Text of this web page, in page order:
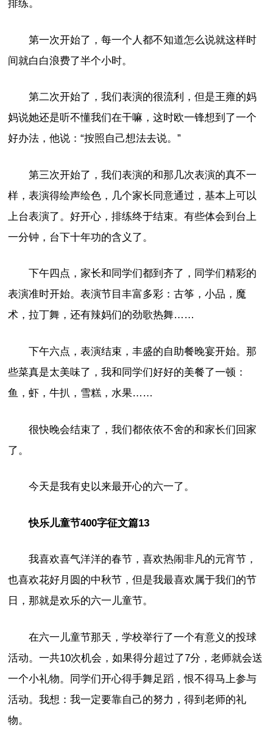
排练。
第一次开始了，每一个人都不知道怎么说就这样时
间就白白浪费了半个小时。
第二次开始了，我们表演的很流利，但是王雍的妈
妈说她还是听不懂我们在干嘛，这时欧一锋想到了一个
好办法，他说：“按照自己想法去说。”
第三次开始了，我们表演的和那几次表演的真不一
样，表演得绘声绘色，几个家长同意通过，基本上可以
上台表演了。好开心，排练终于结束。有些体会到台上
一分钟，台下十年功的含义了。
下午四点，家长和同学们都到齐了，同学们精彩的
表演准时开始。表演节目丰富多彩：古筝，小品，魔
术，拉丁舞，还有辣妈们的劲歌热舞……
下午六点，表演结束，丰盛的自助餐晚宴开始。那
些菜真是太美味了，我和同学们好好的美餐了一顿：
鱼，虾，牛扒，雪糕，水果……
很快晚会结束了，我们都依依不舍的和家长们回家
了。
今天是我有史以来最开心的六一了。
快乐儿童节400字征文篇13
我喜欢喜气洋洋的春节，喜欢热闹非凡的元宵节，
也喜欢花好月圆的中秋节，但是我最喜欢属于我们的节
日，那就是欢乐的六一儿童节。
在六一儿童节那天，学校举行了一个有意义的投球
活动。一共10次机会，如果得分超过了7分，老师就会送
一个小礼物。同学们开心得手舞足蹈，恨不得马上参与
活动。我想：我一定要靠自己的努力，得到老师的礼
物。